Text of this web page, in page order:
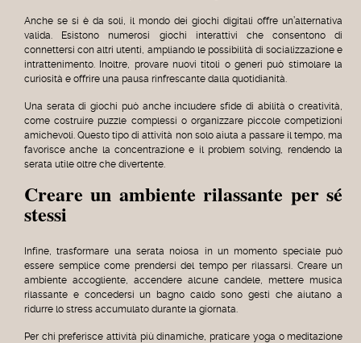
Anche se si è da soli, il mondo dei giochi digitali offre un’alternativa
valida. Esistono numerosi giochi interattivi che consentono di
connettersi con altri utenti, ampliando le possibilità di socializzazione e
intrattenimento. Inoltre, provare nuovi titoli o generi può stimolare la
curiosità e offrire una pausa rinfrescante dalla quotidianità.
Una serata di giochi può anche includere sfide di abilità o creatività,
come costruire puzzle complessi o organizzare piccole competizioni
amichevoli. Questo tipo di attività non solo aiuta a passare il tempo, ma
favorisce anche la concentrazione e il problem solving, rendendo la
serata utile oltre che divertente.
Creare un ambiente rilassante per sé
stessi
Infine, trasformare una serata noiosa in un momento speciale può
essere semplice come prendersi del tempo per rilassarsi. Creare un
ambiente accogliente, accendere alcune candele, mettere musica
rilassante e concedersi un bagno caldo sono gesti che aiutano a
ridurre lo stress accumulato durante la giornata.
Per chi preferisce attività più dinamiche, praticare yoga o meditazione